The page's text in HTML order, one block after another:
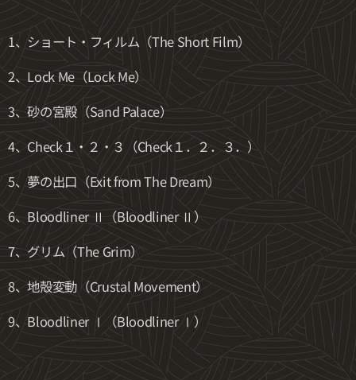
1、ショート・フィルム（The Short Film）
2、Lock Me（Lock Me）
3、砂の宮殿（Sand Palace）
4、Check１・２・３（Check１．２．３．）
5、夢の出口（Exit from The Dream）
6、Bloodliner Ⅱ（Bloodliner Ⅱ）
7、グリム（The Grim）
8、地殻変動（Crustal Movement）
9、Bloodliner Ⅰ（Bloodliner Ⅰ）